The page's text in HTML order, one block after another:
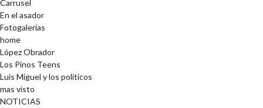
Carrusel
En el asador
Fotogalerías
home
López Obrador
Los Pinos Teens
Luis Miguel y los políticos
mas visto
NOTICIAS